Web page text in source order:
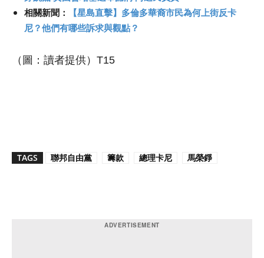
相關新聞： 【星島直擊】多倫多華裔市民為何上街反卡
尼？他們有哪些訴求與觀點？
（圖：讀者提供）T15
TAGS 聯邦自由黨 籌款 總理卡尼 馬榮錚